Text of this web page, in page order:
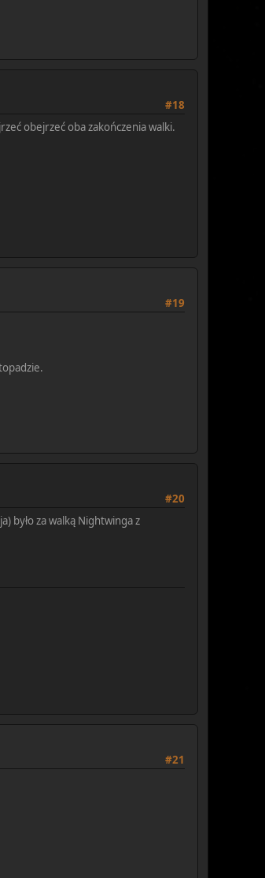
#18
obejrzeć oba zakończenia walki.
#19
#20
było za walką Nightwinga z
#21